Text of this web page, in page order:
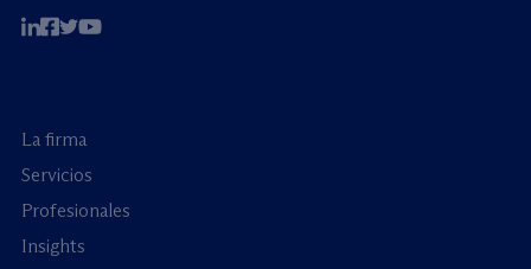
La firma
Servicios
Profesionales
Insights